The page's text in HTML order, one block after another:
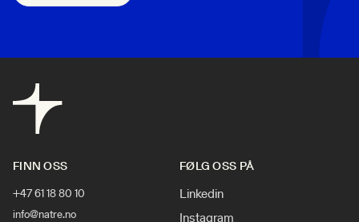
FINN OSS
+47 61 18 80 10
info@natre.no
FØLG OSS PÅ
Linkedin
Instagram